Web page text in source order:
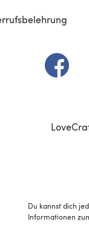
(öffnet
Du kannst dich
Informationen